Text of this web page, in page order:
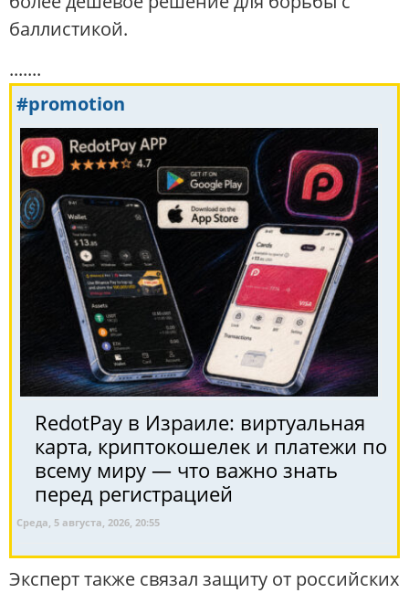
баллистикой.
.......
#promotion
RedotPay в Израиле: виртуальная
карта, криптокошелек и платежи по
всему миру — что важно знать
перед регистрацией
Среда, 5 августа, 2026, 20:55
Эксперт также связал защиту от российских